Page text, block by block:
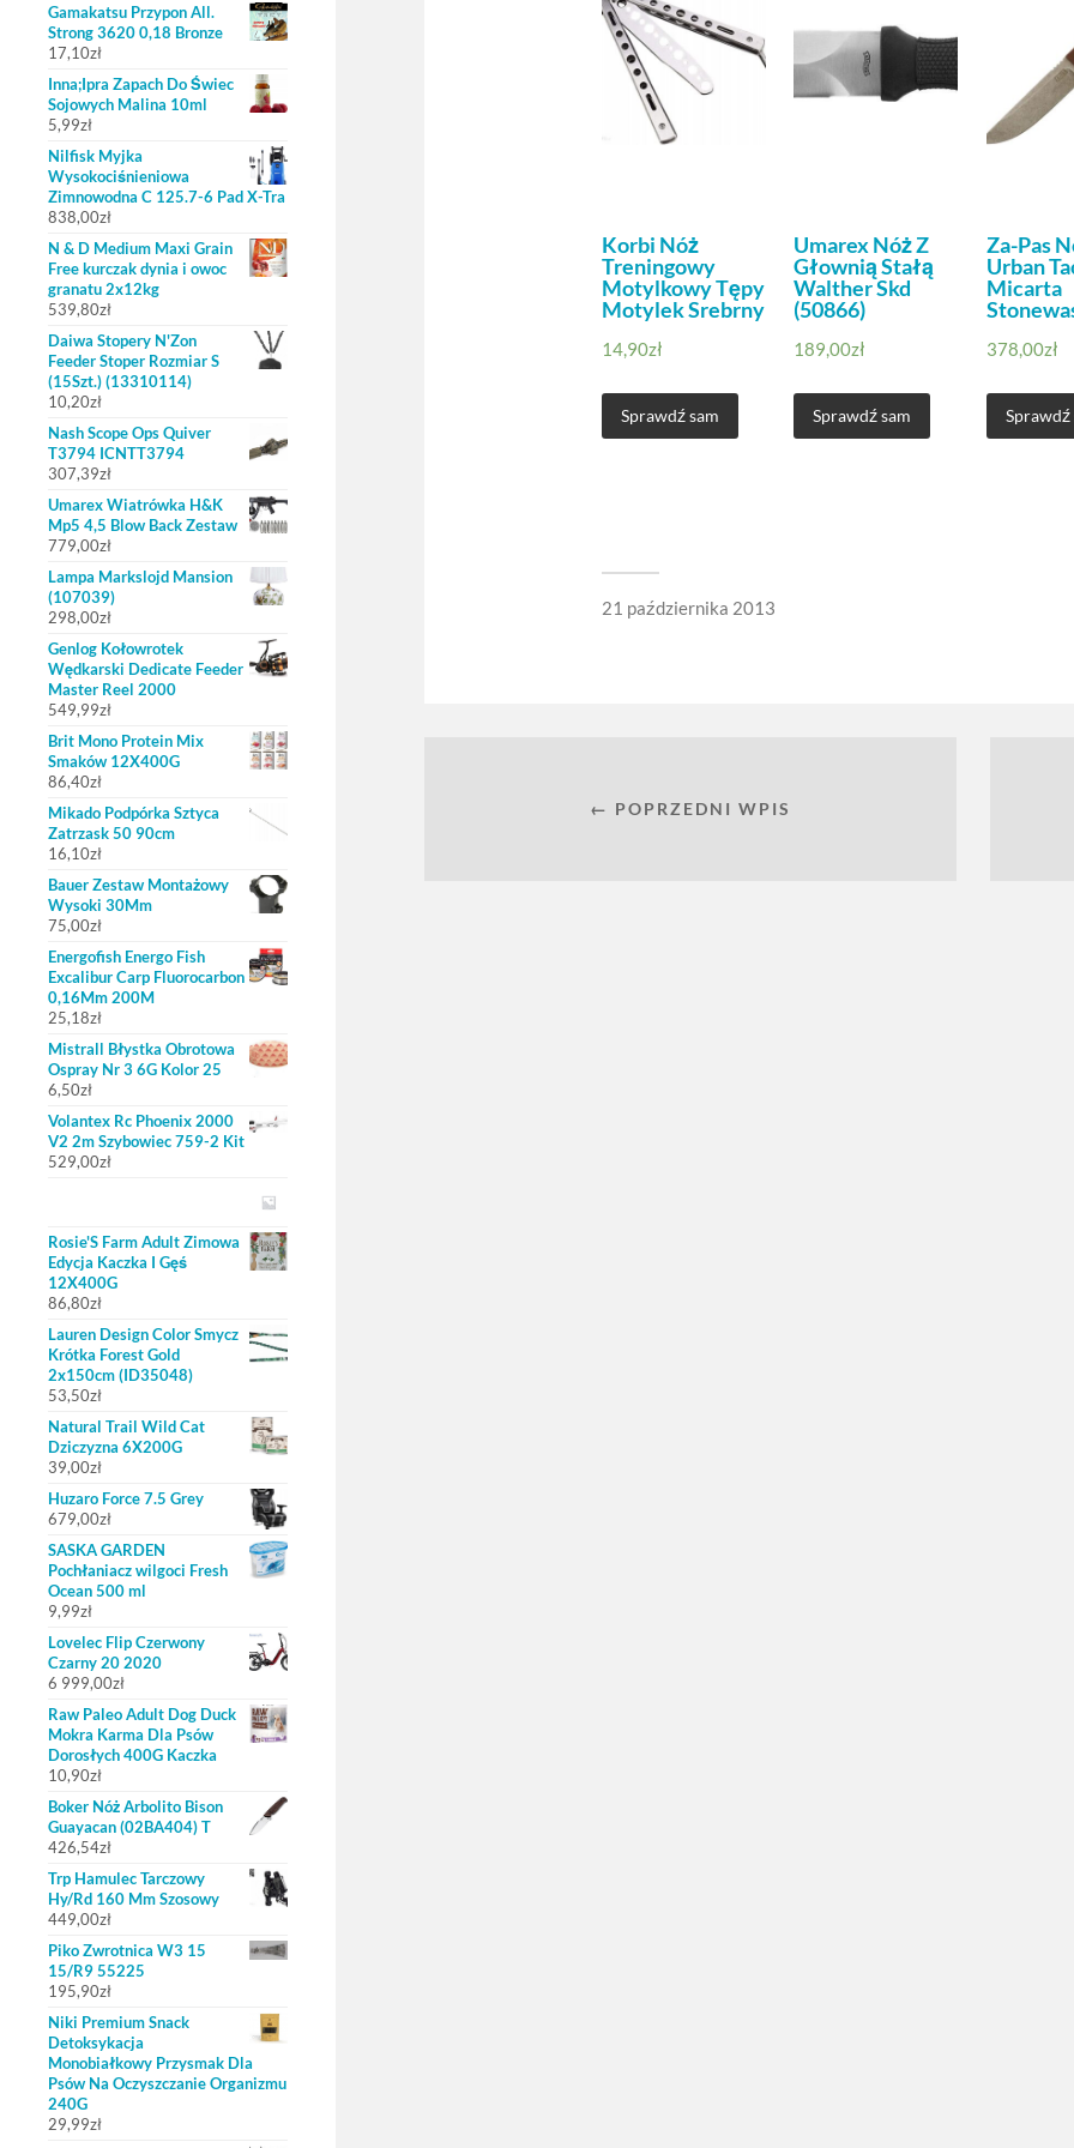
Gamakatsu Przypon All.
Strong 3620 0,18 Bronze
17,10zł
Inna;Ipra Zapach Do Świec
Sojowych Malina 10ml
5,99zł
Nilfisk Myjka
Wysokociśnieniowa
Zimnowodna C 125.7-6 Pad X-Tra
838,00zł
N & D Medium Maxi Grain
Free kurczak dynia i owoc
granatu 2x12kg
539,80zł
Daiwa Stopery N'Zon
Feeder Stoper Rozmiar S
(15Szt.) (13310114)
10,20zł
Nash Scope Ops Quiver
T3794 ICNTT3794
307,39zł
Umarex Wiatrówka H&K
Mp5 4,5 Blow Back Zestaw
779,00zł
Lampa Markslojd Mansion
(107039)
298,00zł
Genlog Kołowrotek
Wędkarski Dedicate Feeder
Master Reel 2000
549,99zł
Brit Mono Protein Mix
Smaków 12X400G
86,40zł
Mikado Podpórka Sztyca
Zatrzask 50 90cm
16,10zł
Bauer Zestaw Montażowy
Wysoki 30Mm
75,00zł
Energofish Energo Fish
Excalibur Carp Fluorocarbon
0,16Mm 200M
25,18zł
Mistrall Błystka Obrotowa
Ospray Nr 3 6G Kolor 25
6,50zł
Volantex Rc Phoenix 2000
V2 2m Szybowiec 759-2 Kit
529,00zł
Rosie'S Farm Adult Zimowa
Edycja Kaczka I Gęś
12X400G
86,80zł
Lauren Design Color Smycz
Krótka Forest Gold
2x150cm (ID35048)
53,50zł
Natural Trail Wild Cat
Dziczyzna 6X200G
39,00zł
Huzaro Force 7.5 Grey
679,00zł
SASKA GARDEN
Pochłaniacz wilgoci Fresh
Ocean 500 ml
9,99zł
Lovelec Flip Czerwony
Czarny 20 2020
6 999,00zł
Raw Paleo Adult Dog Duck
Mokra Karma Dla Psów
Dorosłych 400G Kaczka
10,90zł
Boker Nóż Arbolito Bison
Guayacan (02BA404) T
426,54zł
Trp Hamulec Tarczowy
Hy/Rd 160 Mm Szosowy
449,00zł
Piko Zwrotnica W3 15
15/R9 55225
195,90zł
Niki Premium Snack
Detoksykacja
Monobiałkowy Przysmak Dla
Psów Na Oczyszczanie Organizmu
240G
29,99zł
Korbi Nóż
Treningowy
Motylkowy Tępy
Motylek Srebrny
14,90zł
Sprawdź sam
Umarex Nóż Z
Głownią Stałą
Walther Skd
(50866)
189,00zł
Sprawdź sam
Za-Pas
Urban
Micarta
378,00zł
Sprawdź
21 października 2013
← POPRZEDNI WPIS